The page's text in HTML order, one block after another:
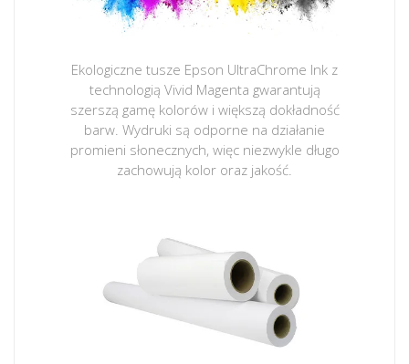
Ekologiczne tusze Epson UltraChrome Ink z
technologią Vivid Magenta gwarantują
szerszą gamę kolorów i większą dokładność
barw. Wydruki są odporne na działanie
promieni słonecznych, więc niezwykle długo
zachowują kolor oraz jakość.